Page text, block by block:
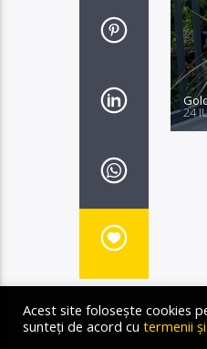
24
Acest site folosește cookies
sunteți de acord cu termenii